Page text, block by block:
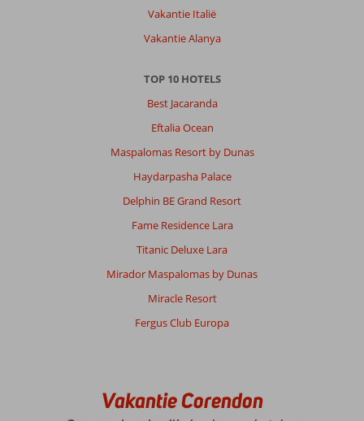
Vakantie Italië
Vakantie Alanya
TOP 10 HOTELS
Best Jacaranda
Eftalia Ocean
Maspalomas Resort by Dunas
Haydarpasha Palace
Delphin BE Grand Resort
Fame Residence Lara
Titanic Deluxe Lara
Mirador Maspalomas by Dunas
Miracle Resort
Fergus Club Europa
Vakantie Corendon